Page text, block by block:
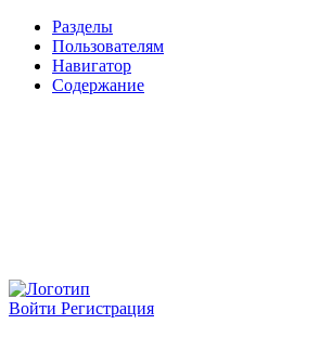
Разделы
Пользователям
Навигатор
Содержание
Войти Регистрация